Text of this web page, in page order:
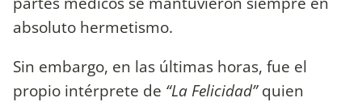
absoluto hermetismo.
Sin embargo, en las últimas horas, fue el
propio intérprete de “La Felicidad”quien